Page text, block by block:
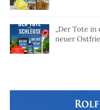
„Der Tote in
neuer